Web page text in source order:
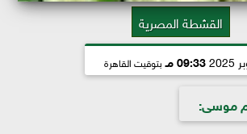
القشطة المصرية
09:33 مـ بتوقيت القاهرة
موسى: